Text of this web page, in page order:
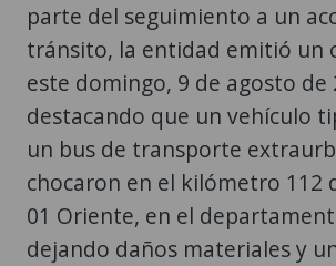
parte del seguimiento a un
tránsito, la entidad emitió un
este domingo, 9 de agosto de
destacando que un vehículo
un bus de transporte
chocaron en el kilómetro 112
01 Oriente, en el
dejando daños materiales y